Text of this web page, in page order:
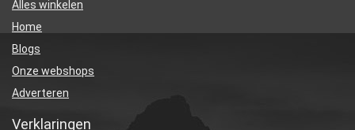
Alles winkelen
Home
Blogs
Onze webshops
Adverteren
Verklaringen